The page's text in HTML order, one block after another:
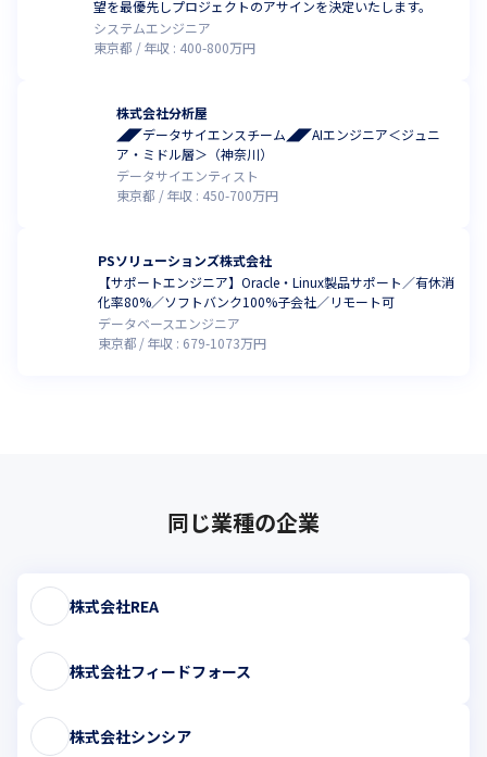
望を最優先しプロジェクトのアサインを決定いたします。
システムエンジニア
東京都
年収 : 400-800万円
株式会社分析屋
◢◤データサイエンスチーム◢◤AIエンジニア＜ジュニ
ア・ミドル層＞（神奈川）
データサイエンティスト
東京都
年収 : 450-700万円
PSソリューションズ株式会社
【サポートエンジニア】Oracle・Linux製品サポート／有休消
化率80%／ソフトバンク100%子会社／リモート可
データベースエンジニア
東京都
年収 : 679-1073万円
同じ業種の企業
株式会社REA
株式会社フィードフォース
株式会社シンシア